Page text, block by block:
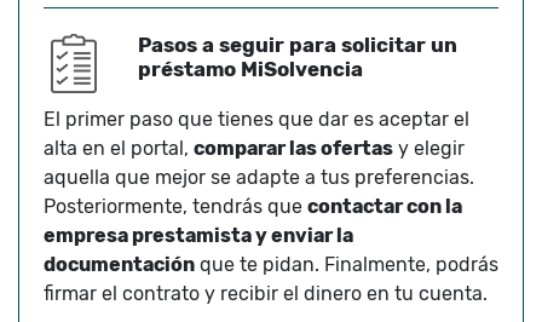
Pasos a seguir para solicitar un
préstamo MiSolvencia
El primer paso que tienes que dar es aceptar el
alta en el portal, comparar las ofertas y elegir
aquella que mejor se adapte a tus preferencias.
Posteriormente, tendrás que contactar con la
empresa prestamista y enviar la
documentación que te pidan. Finalmente, podrás
firmar el contrato y recibir el dinero en tu cuenta.